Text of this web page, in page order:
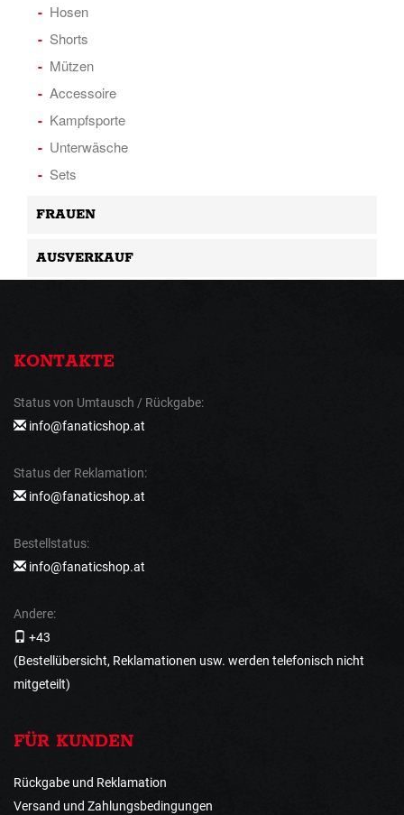
Hosen
Shorts
Mützen
Accessoire
Kampfsporte
Unterwäsche
Sets
FRAUEN
AUSVERKAUF
KONTAKTE
Status von Umtausch / Rückgabe:
info@fanaticshop.at
Status der Reklamation:
info@fanaticshop.at
Bestellstatus:
info@fanaticshop.at
Andere:
+43
(Bestellübersicht, Reklamationen usw. werden telefonisch nicht
mitgeteilt)
FÜR KUNDEN
Rückgabe und Reklamation
Versand und Zahlungsbedingungen